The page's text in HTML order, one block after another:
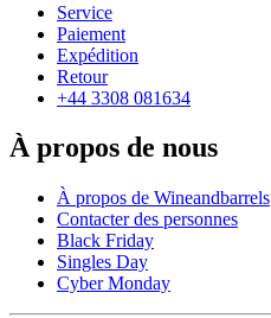
Service
Paiement
Expédition
Retour
+44 3308 081634
À propos de nous
À propos de Wineandbarrels
Contacter des personnes
Black Friday
Singles Day
Cyber Monday